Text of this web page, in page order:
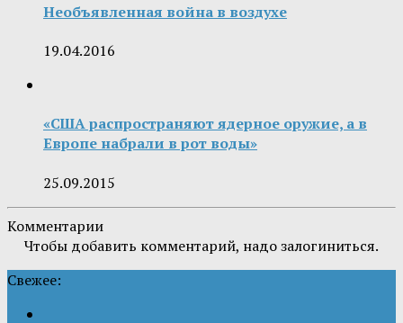
Необъявленная война в воздухе
19.04.2016
«США распространяют ядерное оружие, а в
Европе набрали в рот воды»
25.09.2015
Комментарии
Чтобы добавить комментарий, надо залогиниться.
Свежее: